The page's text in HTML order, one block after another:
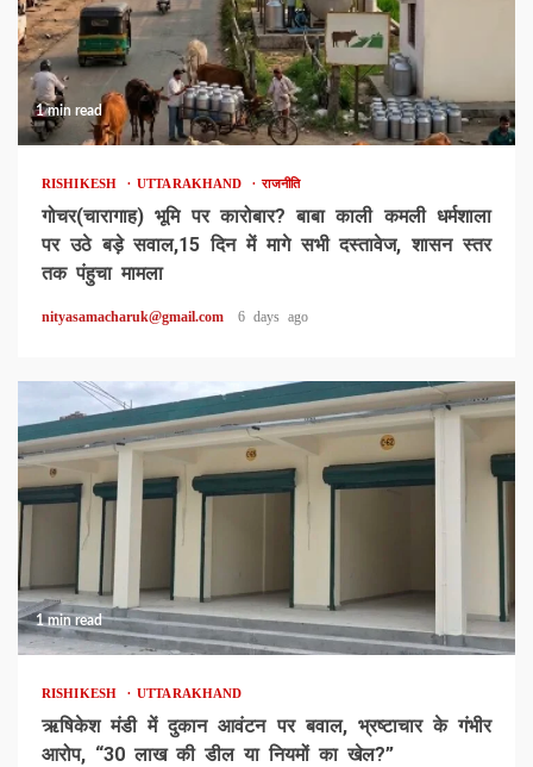
1 min read
RISHIKESH UTTARAKHAND राजनीति
गोचर(चारागाह) भूमि पर कारोबार? बाबा काली कमली धर्मशाला
पर उठे बड़े सवाल,15 दिन में मागे सभी दस्तावेज, शासन स्तर
तक पंहुचा मामला
nityasamacharuk@gmail.com 6 days ago
1 min read
RISHIKESH UTTARAKHAND
ऋषिकेश मंडी में दुकान आवंटन पर बवाल, भ्रष्टाचार के गंभीर
आरोप, “30 लाख की डील या नियमों का खेल?”